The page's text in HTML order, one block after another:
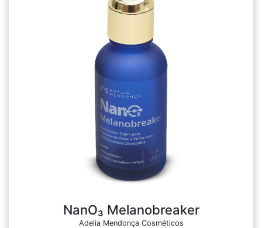
NanO₃ Melanobreaker
Adelia Mendonça Cosméticos